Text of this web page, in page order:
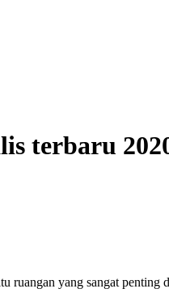
terbaru
ruangan yang sangat